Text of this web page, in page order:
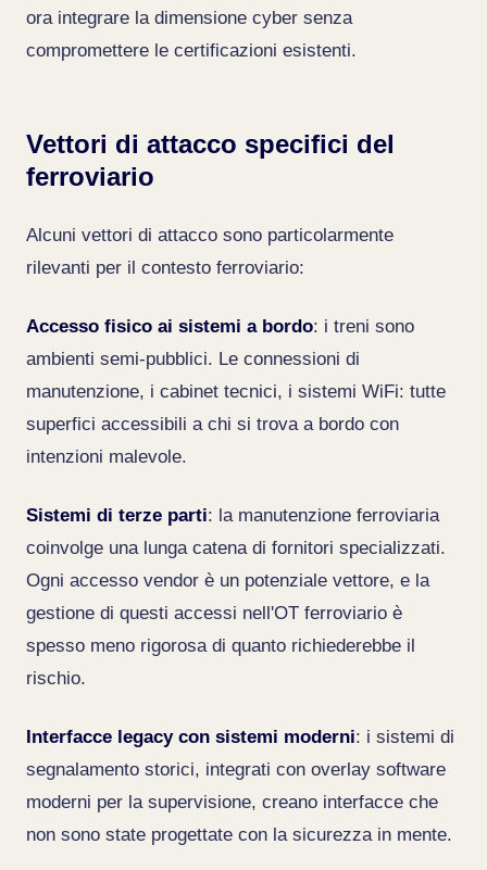
ora integrare la dimensione cyber senza
compromettere le certificazioni esistenti.
Vettori di attacco specifici del
ferroviario
Alcuni vettori di attacco sono particolarmente
rilevanti per il contesto ferroviario:
Accesso fisico ai sistemi a bordo: i treni sono
ambienti semi-pubblici. Le connessioni di
manutenzione, i cabinet tecnici, i sistemi WiFi: tutte
superfici accessibili a chi si trova a bordo con
intenzioni malevole.
Sistemi di terze parti: la manutenzione ferroviaria
coinvolge una lunga catena di fornitori specializzati.
Ogni accesso vendor è un potenziale vettore, e la
gestione di questi accessi nell'OT ferroviario è
spesso meno rigorosa di quanto richiederebbe il
rischio.
Interfacce legacy con sistemi moderni: i sistemi di
segnalamento storici, integrati con overlay software
moderni per la supervisione, creano interfacce che
non sono state progettate con la sicurezza in mente.